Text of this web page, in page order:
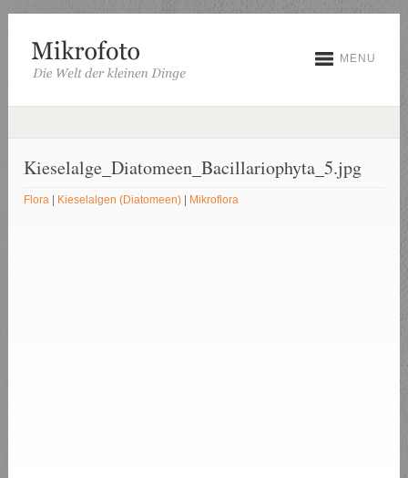
MENU
Kieselalge_Diatomeen_Bacillariophyta_5.jpg
Flora Kieselalgen (Diatomeen) Mikroflora